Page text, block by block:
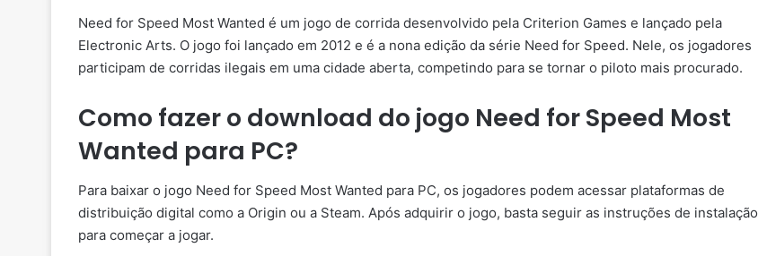
Need for Speed Most Wanted é um jogo de corrida desenvolvido pela Criterion Games e lançado pela
Electronic Arts. O jogo foi lançado em 2012 e é a nona edição da série Need for Speed. Nele, os jogadores
participam de corridas ilegais em uma cidade aberta, competindo para se tornar o piloto mais procurado.
Como fazer o download do jogo Need for Speed Most
Wanted para PC?
Para baixar o jogo Need for Speed Most Wanted para PC, os jogadores podem acessar plataformas de
distribuição digital como a Origin ou a Steam. Após adquirir o jogo, basta seguir as instruções de instalação
para começar a jogar.